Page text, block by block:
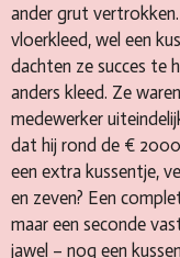
ander grut
vloerkleed, wel een
dachten ze succes te
anders kleed. Ze
medewerker
dat hij rond de €
een extra kussentje,
en zeven? Een
maar een seconde
jawel – nog een